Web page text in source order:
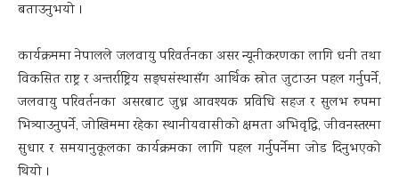
बताउनुभयो ।
कार्यक्रममा नेपालले जलवायु परिवर्तनका असर न्यूनीकरणका लागि धनी तथा
विकसित राष्ट्र र अन्तर्राष्ट्रिय सङ्घसंस्थासँग आर्थिक स्रोत जुटाउन पहल गर्नुपर्ने,
जलवायु परिवर्तनका असरबाट जुध्न आवश्यक प्रविधि सहज र सुलभ रुपमा
भित्र्याउनुपर्ने, जोखिममा रहेका स्थानीयवासीको क्षमता अभिवृद्धि, जीवनस्तरमा
सुधार र समयानुकूलका कार्यक्रमका लागि पहल गर्नुपर्नेमा जोड दिनुभएको
थियो ।